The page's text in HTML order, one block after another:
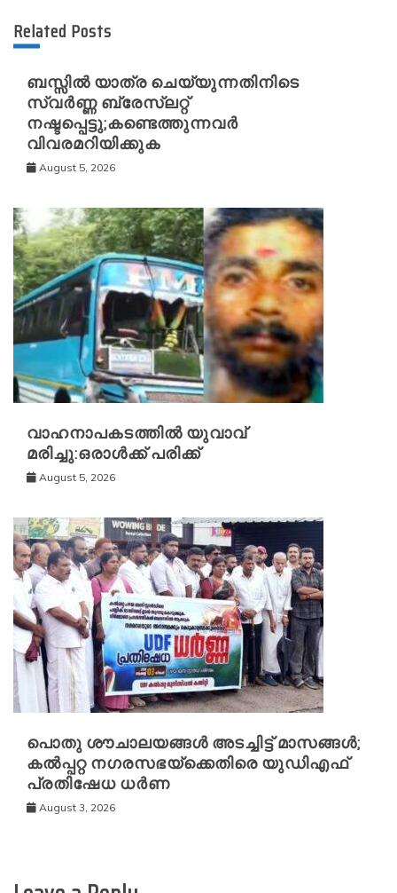
Related Posts
ബസ്സിൽ യാത്ര ചെയ്യുന്നതിനിടെ
സ്വർണ്ണ ബ്രേസ്‌ലറ്റ്
നഷ്ടപ്പെട്ടു;കണ്ടെത്തുന്നവർ
വിവരമറിയിക്കുക
August 5, 2026
വാഹനാപകടത്തിൽ യുവാവ്
മരിച്ചു:ഒരാൾക്ക് പരിക്ക്
August 5, 2026
പൊതു ശൗചാലയങ്ങൾ അടച്ചിട്ട് മാസങ്ങൾ;
കൽപ്പറ്റ നഗരസഭയ്‌ക്കെതിരെ യുഡിഎഫ്
പ്രതിഷേധ ധർണ
August 3, 2026